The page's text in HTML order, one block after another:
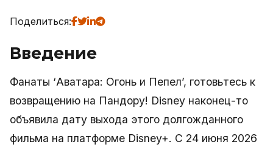
Поделиться:
Введение
Фанаты ‘Аватара: Огонь и Пепел’, готовьтесь к
возвращению на Пандору! Disney наконец-то
объявила дату выхода этого долгожданного
фильма на платформе Disney+. С 24 июня 2026